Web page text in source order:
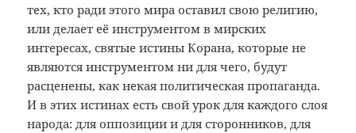
тех, кто ради этого мира оставил свою религию,
или делает её инструментом в мирских
интересах, святые истины Корана, которые не
являются инструментом ни для чего, будут
расценены, как некая политическая пропаганда.
И в этих истинах есть свой урок для каждого слоя
народа: для оппозиции и для сторонников, для